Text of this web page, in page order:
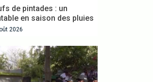
de pintades : un
en saison des pluies
2026